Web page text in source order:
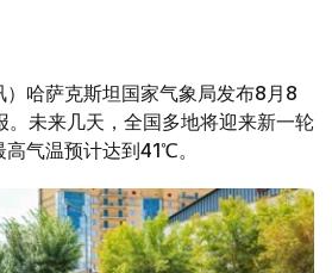
）哈萨克斯坦国家气象局发布8月8
。未来几天，全国多地将迎来新一轮
气温预计达到41℃。